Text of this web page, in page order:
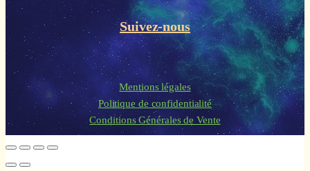
Suivez-nous
Mentions légales
Politique de confidentialité
Conditions Générales de Vente